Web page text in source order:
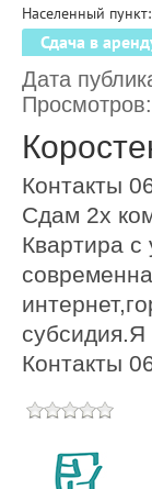
Населенный пункт:
Сдача в
Дата
Просмотров:
Контакты
Сдам 2х
Квартира с
субсидия.Я
Контакты